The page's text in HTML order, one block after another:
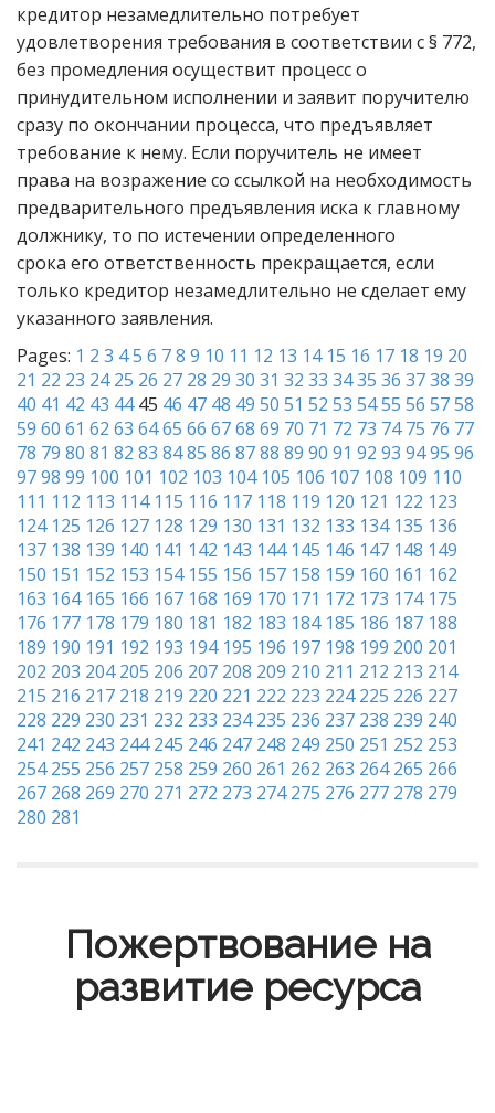
кредитор незамедлительно потребует
удовлетворения требования в соответствии с § 772,
без промедления осуществит процесс о
принудительном исполнении и заявит поручителю
сразу по окончании процесса, что предъявляет
требование к нему. Если поручитель не имеет
права на возражение со ссылкой на необходимость
предварительного предъявления иска к главному
должнику, то по истечении определенного
срока его ответственность прекращается, если
только кредитор незамедлительно не сделает ему
указанного заявления.
Pages: 1 2 3 45 6 78 9 10 11 12 13 14 15 16 17 18 19 20
21 22 23 24 25 26 27 28 29 30 31 32 33 3435 36 3738 39
40 41 42 43 44 45 46 47 48 49 50 51 52 53 5455 56 5758
59 60 61 62 63 6465 66 6768 69 70 71 72 73 74 75 76 77
78 79 80 81 82 83 8485 86 8788 89 90 91 92 93 9495 96
9798 99 100 101 102 103 104 105 106 107 108 109 110
111 112 113 114 115 116 117 118 119 120 121 122 123
124 125 126 127 128 129 130 131 132 133 134 135 136
137 138 139 140 141 142 143 144 145 146 147 148 149
150 151 152 153 154 155 156 157 158 159 160 161 162
163 164 165 166 167 168 169 170 171 172 173 174 175
176 177 178 179 180 181 182 183 184 185 186 187 188
189 190 191 192 193 194 195 196 197 198 199 200 201
202 203 204 205 206 207 208 209 210 211 212 213 214
215 216 217 218 219 220 221 222 223 224 225 226 227
228 229 230 231 232 233 234 235 236 237 238 239 240
241 242 243 244 245 246 247 248 249 250 251 252 253
254 255 256 257 258 259 260 261 262 263 264 265 266
267 268 269 270 271 272 273 274 275 276 277 278 279
280 281
Пожертвование на
развитие ресурса